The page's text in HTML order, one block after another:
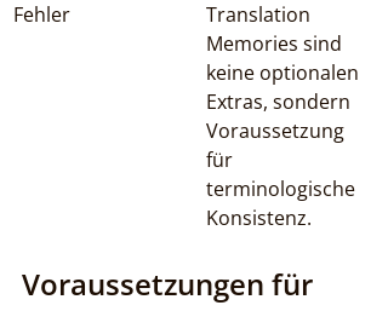
Fehler
Translation
Memories sind
keine optionalen
Extras, sondern
Voraussetzung
für
terminologische
Konsistenz.
Voraussetzungen für